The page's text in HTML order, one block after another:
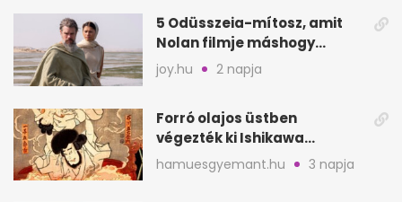
5 Odüsszeia-mítosz, amit
Nolan filmje máshogy
mutat, mint Homérosz
joy.hu 2 napja
Forró olajos üstben
végezték ki Ishikawa
Goemont, Japán Robin
Hoodját
hamuesgyemant.hu 3 napja